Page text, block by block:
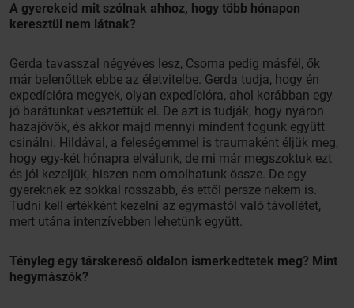
A gyerekeid mit szólnak ahhoz, hogy több hónapon
keresztül nem látnak?
Gerda tavasszal négyéves lesz, Csoma pedig másfél, ők
már belenőttek ebbe az életvitelbe. Gerda tudja, hogy én
expedícióra megyek, olyan expedícióra, ahol korábban egy
jó barátunkat vesztettük el. De azt is tudják, hogy nyáron
hazajövök, és akkor majd mennyi mindent fogunk együtt
csinálni. Hildával, a feleségemmel is traumaként éljük meg,
hogy egy-két hónapra elválunk, de mi már megszoktuk ezt
és jól kezeljük, hiszen nem omolhatunk össze. De egy
gyereknek ez sokkal rosszabb, és ettől persze nekem is.
Tudni kell értékként kezelni az egymástól való távollétet,
mert utána intenzívebben lehetünk együtt.
Tényleg egy társkereső oldalon ismerkedtetek meg? Mint
hegymászók?